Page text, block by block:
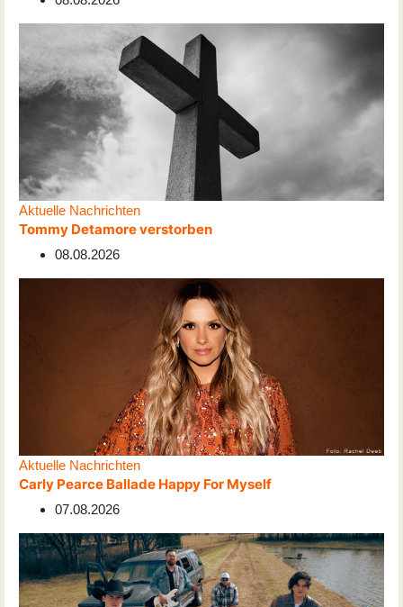
Aktuelle Nachrichten
Tommy Detamore verstorben
08.08.2026
Aktuelle Nachrichten
Carly Pearce Ballade Happy For Myself
07.08.2026